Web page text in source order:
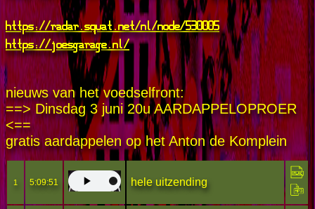
https://radar.squat.net/nl/node/530005
https://joesgarage.nl/
nieuws van het voedselfront:
==> Dinsdag 3 juni 20u AARDAPPELOPROER
<==
gratis aardappelen op het Anton de Komplein
1 5:09:51 hele uitzending